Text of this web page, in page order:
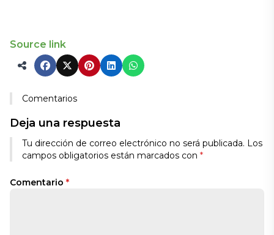
Source link
Comentarios
Deja una respuesta
Tu dirección de correo electrónico no será publicada. Los
campos obligatorios están marcados con *
Comentario *